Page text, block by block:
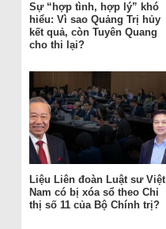
Sự “hợp tình, hợp lý” khó
hiểu: Vì sao Quảng Trị hủy
kết quả, còn Tuyên Quang
cho thi lại?
Liệu Liên đoàn Luật sư Việt
Nam có bị xóa sổ theo Chỉ
thị số 11 của Bộ Chính trị?